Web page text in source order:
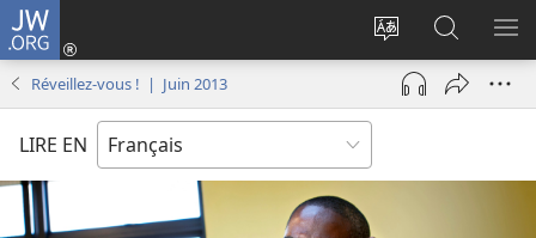
JW.ORG
Changer
langue
Se
connecter
(ouvre
nouvelle
sur
JW.ORG
Réveillez-vous ! | Juin 2013
LIRE EN